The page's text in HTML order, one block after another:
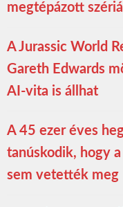
megtépázott
A Jurassic World
Gareth Edwards
AI-vita is állhat
A 45 ezer éves
tanúskodik, hogy
sem vetették meg